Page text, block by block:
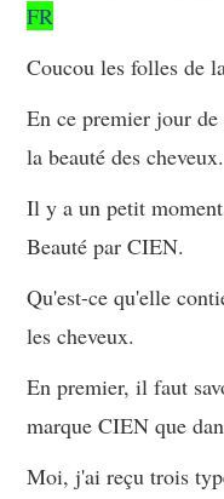
FR
Coucou les folles de
En ce premier jour
la beauté des cheveux.
Il y a un petit
Beauté par CIEN.
Qu'est-ce qu'elle
les cheveux.
En premier, il faut
marque CIEN que
Moi, j'ai reçu trois